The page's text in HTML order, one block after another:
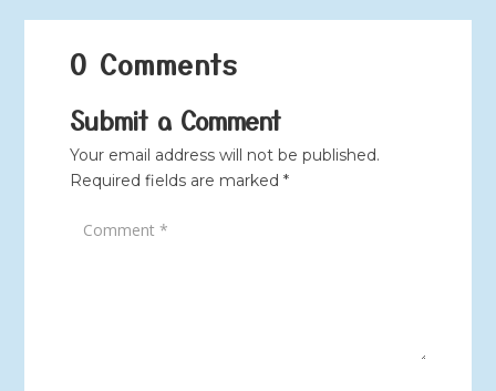
0 Comments
Submit a Comment
Your email address will not be published.
Required fields are marked *